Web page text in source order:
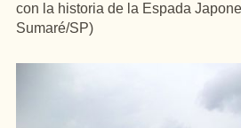
con la historia de la Espada
Sumaré/SP)